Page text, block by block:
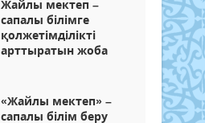
Жайлы мектеп –
сапалы білімге
қолжетімділікті
арттыратын жоба
«Жайлы мектеп» –
сапалы білім беру